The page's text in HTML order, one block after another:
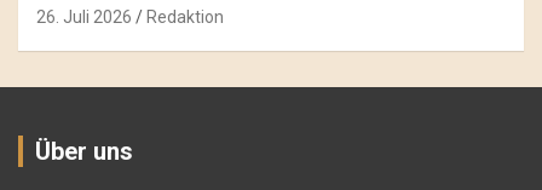
26. Juli 2026 Redaktion
Über uns